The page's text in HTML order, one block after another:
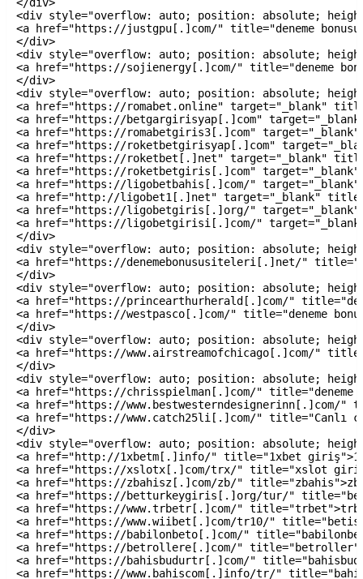
<div style="overflow: auto; position: absolute;
<a href="https://justgpu[.]com/" title="deneme
</div>
<div style="overflow: auto; position: absolute;
<a href="https://sojienergy[.]com/" title="deneme
</div>
<div style="overflow: auto; position: absolute;
<a href="https://romabet.online" target="_blank"
<a href="https://betgargirisyap[.]com"
<a href="https://romabetgiris3[.]com"
<a href="https://roketbetgirisyap[.]com"
<a href="https://roketbet[.]net" target="_blank"
<a href="https://roketbetgiris[.]com"
<a href="https://ligobetbahis[.]com/"
<a href="http://ligobet1[.]net" target="_blank"
<a href="https://ligobetgiris[.]org/"
<a href="https://ligobetgirisi[.]com/"
</div>
<div style="overflow: auto; position: absolute;
<a href="https://denemebonususiteleri[.]net/"
</div>
<div style="overflow: auto; position: absolute;
<a href="https://princearthurherald[.]com/"
<a href="https://westpasco[.]com/" title="deneme
</div>
<div style="overflow: auto; position: absolute;
<a href="https://www.airstreamofchicago[.]com/"
</div>
<div style="overflow: auto; position: absolute;
<a href="https://chrisspielman[.]com/" title="deneme
<a href="https://www.bestwesterndesignerinn[.]com/"
<a href="https://www.catch25li[.]com/" title="Canlı
</div>
<div style="overflow: auto; position: absolute;
<a href="http://1xbetm[.]info/" title="1xbet
<a href="https://xslotx[.]com/trx/" title="xslot
<a href="https://zbahisz[.]com/zb/"
<a href="https://betturkeygiris[.]org/tur/"
<a href="https://www.trbetr[.]com/"
<a href="https://www.wiibet[.]com/tr10/"
<a href="https://babilonbeto[.]com/"
<a href="https://betrollere[.]com/"
<a href="https://bahisbudurtr[.]com/"
<a href="https://www.bahiscom[.]info/tr/"